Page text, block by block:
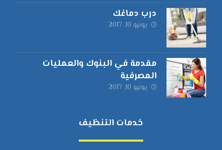
درب دماغك
يونيو 10, 2017
مقدمة في البنوك والعمليات
المصرفية
يونيو 10, 2017
خدمات التنظيف